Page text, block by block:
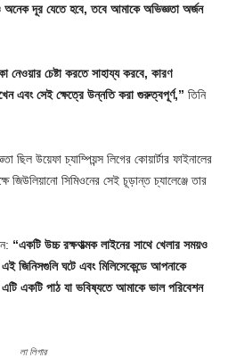
দূর যেতে হবে, তবে আমাকে অভিজ্ঞতা অর্জন
চেষ্টা করতে সাহায্য করবে, কারণ
এবং সেই ক্ষেত্রে উন্নতি করা গুরুত্বপূর্ণ,” তিনি
উয়েফা চ্যাম্পিয়ন্স লিগের কোয়ার্টার ফাইনালের
জিউলিয়ানো সিমিওনের সেই চূড়ান্ত চ্যালেঞ্জে তার
“একটি উচ্চ রক্ষণাত্মক লাইনের সাথে খেলার সময়ও
জিনিসগুলি ঘটে এবং মিলিসেকেন্ডে আপনাকে
একটি পাঠ যা ভবিষ্যতে আমাকে ভাল পরিবেশন
লা লিগার